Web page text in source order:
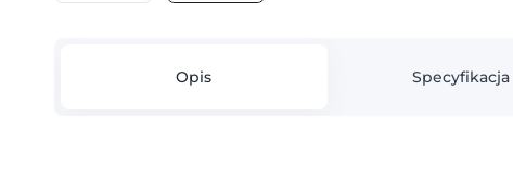
Opis Specyfikacja